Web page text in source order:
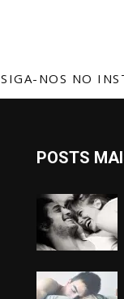
SIGA-NOS NO
POSTS